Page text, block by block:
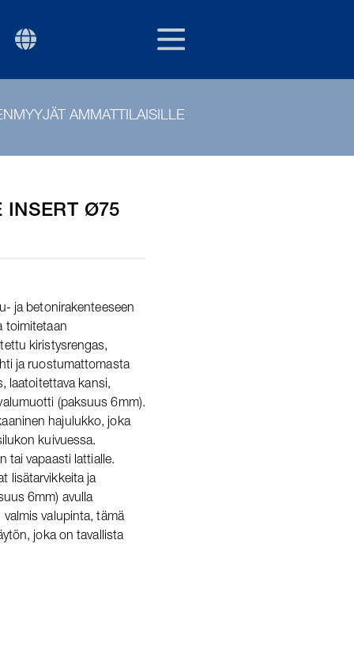
FIN
AMMATTILAISILLE
INSERT Ø75
ja betonirakenteeseen
toimitetaan
kiristysrengas,
ja ruostumattomasta
laatoitettava kansi,
(paksuus 6mm).
hajulukko, joka
kuivuessa.
tai vapaasti lattialle.
lisätarvikkeita ja
6mm) avulla
valupinta, tämä
joka on tavallista